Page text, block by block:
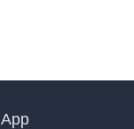
App